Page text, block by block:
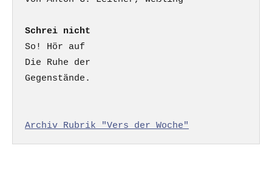
Schrei nicht
So! Hör auf
Die Ruhe der
Gegenstände.
Archiv Rubrik "Vers der Woche"